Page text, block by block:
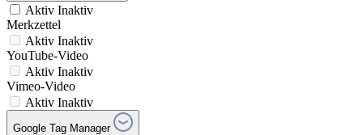
Aktiv Inaktiv
Merkzettel
Aktiv Inaktiv
YouTube-Video
Aktiv Inaktiv
Vimeo-Video
Aktiv Inaktiv
Google Tag Manager